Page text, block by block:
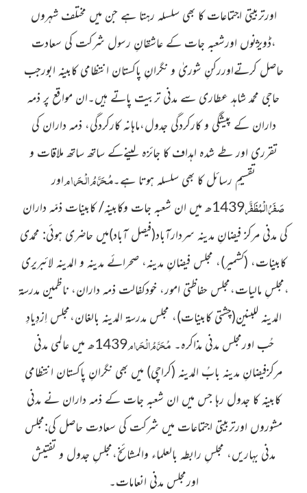
اورتربیتی اجتماعات کا بھی سلسلہ رہتا ہے جن میں مختلف شہروں
،ڈویژنوں اورشعبہ جات کے عاشقانِ رسول شرکت کی سعادت
حاصل کرتےاوررکنِ شوریٰ و نگرانِ پاکستان انتظامی کابینہ ابورجب
حاجی محمد شاہد عطاری سے مدنی تربیت پاتے ہیں۔ان مواقع پر ذمہ
داران کے پیشگی و کارکردگی جدول،ماہانہ کارکردگی، ذمہ داران کی
تقرری اور طے شدہ اہداف کا جائزہ لینےکے ساتھساتھ ملاقات و
تقسیمِ رسائل کا بھی سلسلہ ہوتا ہے۔مُحَرَّمُ الْحَراماور
صَفَرُالْمُظَفَّر
1439ھ میں ان شعبہ جات وکابینہ/ کابینات ذمّہ داران
کی مدنی مرکز فیضانِ مدینہ سردارآباد(فیصل آباد)میں حاضری ہوئی: محمدی
کابینات، (کشمیر)، مجلس فیضانِ مدینہ، صحرائے مدینہ و المدینہ لائبریری
،مجلسِ مالیات،مجلس حفاظتی امور، خودکفالت ذمہ داران، ناظمین مدرسۃ
المدینہ للبنین(چشتی کابینات)، مجلس مدرسۃ المدینہ بالغان،مجلس اِزدِیادِ
حُب اورمجلس مدنی مذاکرہ۔ مُحَرَّمُ الْحَرام
1439ھ میں عالمی مدنی
مرکزفیضانِ مدینہ بابُ المدینہ (کراچی) میں بھی نگرانِ پاکستان انتظامی
کابینہ کا جدول رہا جس میں ان شعبہ جات کے ذمہ داران نے مدنی
مشوروں اورتربیتی اجتماعات میں شرکت کی سعادت حاصل کی:مجلس
مدنی بہاریں، مجلسِ رابطہ بالعلماء والمشائخ،مجلسِ جدول و تفتیش
اورمجلس مدنی انعامات۔